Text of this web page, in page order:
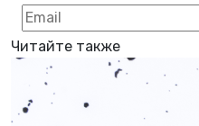
Читайте также